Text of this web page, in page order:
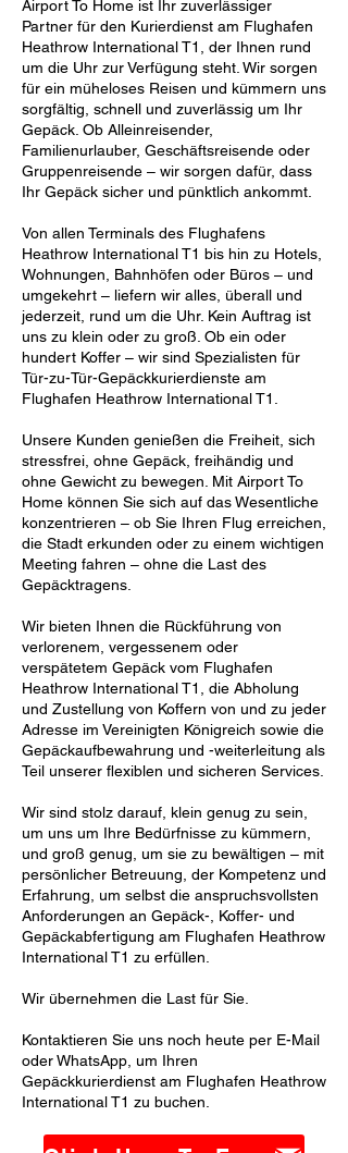
Airport To Home ist Ihr zuverlässiger
Partner für den Kurierdienst am Flughafen
Heathrow International T1, der Ihnen rund
um die Uhr zur Verfügung steht. Wir sorgen
für ein müheloses Reisen und kümmern uns
sorgfältig, schnell und zuverlässig um Ihr
Gepäck. Ob Alleinreisender,
Familienurlauber, Geschäftsreisende oder
Gruppenreisende – wir sorgen dafür, dass
Ihr Gepäck sicher und pünktlich ankommt.
Von allen Terminals des Flughafens
Heathrow International T1 bis hin zu Hotels,
Wohnungen, Bahnhöfen oder Büros – und
umgekehrt – liefern wir alles, überall und
jederzeit, rund um die Uhr. Kein Auftrag ist
uns zu klein oder zu groß. Ob ein oder
hundert Koffer – wir sind Spezialisten für
Tür-zu-Tür-Gepäckkurierdienste am
Flughafen Heathrow International T1.
Unsere Kunden genießen die Freiheit, sich
stressfrei, ohne Gepäck, freihändig und
ohne Gewicht zu bewegen. Mit Airport To
Home können Sie sich auf das Wesentliche
konzentrieren – ob Sie Ihren Flug erreichen,
die Stadt erkunden oder zu einem wichtigen
Meeting fahren – ohne die Last des
Gepäcktragens.
Wir bieten Ihnen die Rückführung von
verlorenem, vergessenem oder
verspätetem Gepäck vom Flughafen
Heathrow International T1, die Abholung
und Zustellung von Koffern von und zu jeder
Adresse im Vereinigten Königreich sowie die
Gepäckaufbewahrung und -weiterleitung als
Teil unserer flexiblen und sicheren Services.
Wir sind stolz darauf, klein genug zu sein,
um uns um Ihre Bedürfnisse zu kümmern,
und groß genug, um sie zu bewältigen – mit
persönlicher Betreuung, der Kompetenz und
Erfahrung, um selbst die anspruchsvollsten
Anforderungen an Gepäck-, Koffer- und
Gepäckabfertigung am Flughafen Heathrow
International T1 zu erfüllen.
Wir übernehmen die Last für Sie.
Kontaktieren Sie uns noch heute per E-Mail
oder WhatsApp, um Ihren
Gepäckkurierdienst am Flughafen Heathrow
International T1 zu buchen.